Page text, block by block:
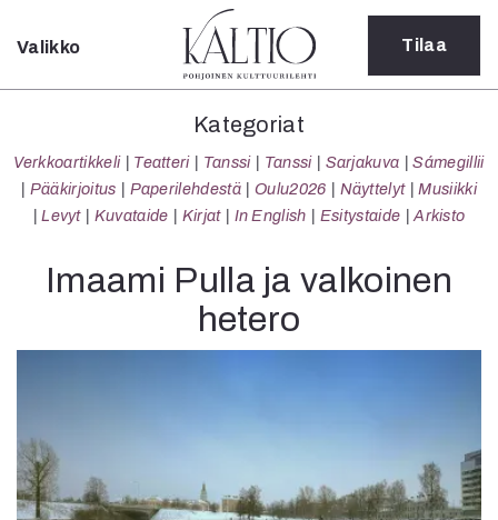
Sulje
Kategoriat
Verkkoartikkeli
Teatteri
Tanssi
Sarjakuva
Sámegillii
Pääkirjoitus
Paperilehdestä
Kuvataide
Kirjat
Valikko Tilaa
Kategoriat
Verkkoartikkeli Teatteri Tanssi Tanssi Sarjakuva
Sámegillii
Pääkirjoitus
Paperilehdestä Oulu2026 Näyttelyt
Musiikki
Levyt
Kuvataide Kirjat In English Esitystaide Arkisto
Imaami Pulla ja valkoinen
hetero